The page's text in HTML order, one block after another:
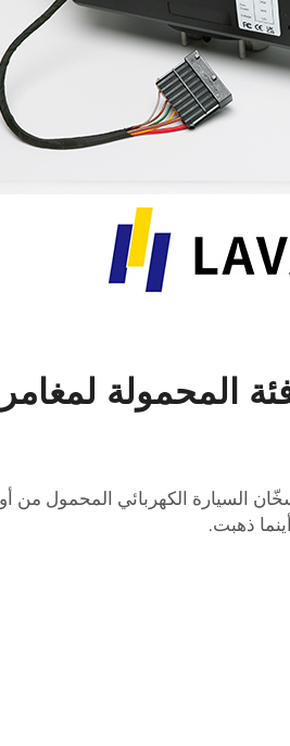
المحمولة
السيارة الكهربائي المحمول من
ذهبت.